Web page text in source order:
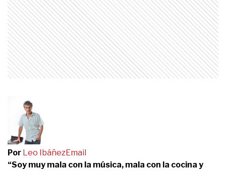
Por Leo IbáñezEmail
“Soy muy mala con la música, mala con la cocina y